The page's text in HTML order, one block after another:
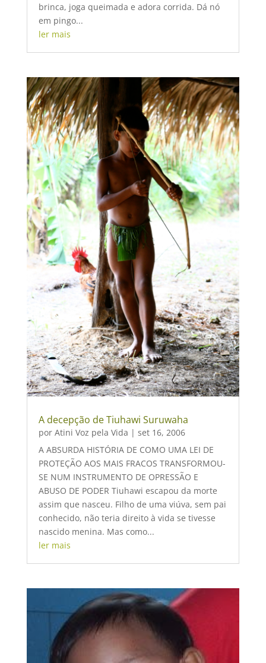
brinca, joga queimada e adora corrida. Dá nó
em pingo...
ler mais
A decepção de Tiuhawi Suruwaha
por Atini Voz pela Vida | set 16, 2006
A ABSURDA HISTÓRIA DE COMO UMA LEI DE
PROTEÇÃO AOS MAIS FRACOS TRANSFORMOU-
SE NUM INSTRUMENTO DE OPRESSÃO E
ABUSO DE PODER Tiuhawi escapou da morte
assim que nasceu. Filho de uma viúva, sem pai
conhecido, não teria direito à vida se tivesse
nascido menina. Mas como...
ler mais